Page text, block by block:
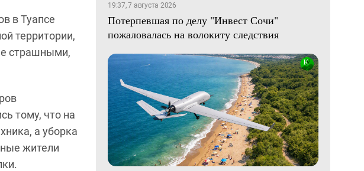
в Туапсе
территории,
страшными,
тому, что на
а уборка
жители
19:37, 7 августа 2026
Потерпевшая по делу "Инвест Сочи"
пожаловалась на волокиту следствия